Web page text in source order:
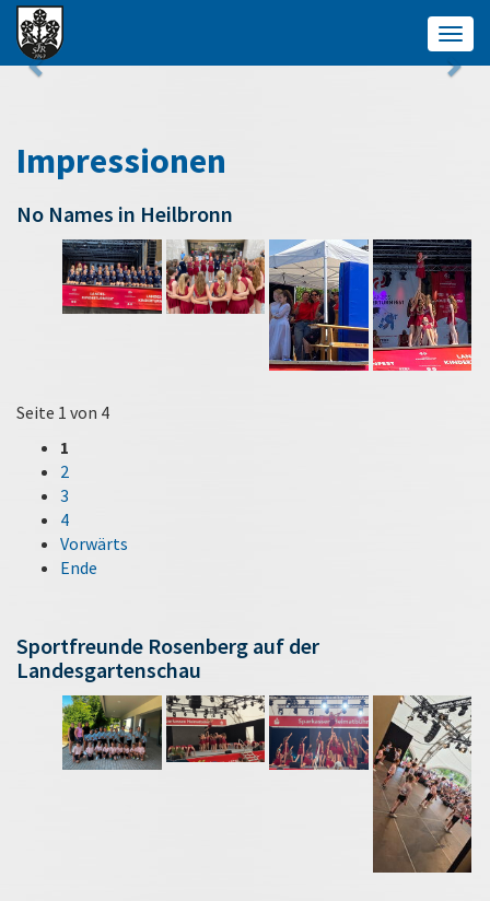
Impressionen
No Names in Heilbronn
Seite 1 von 4
1
2
3
4
Vorwärts
Ende
Sportfreunde Rosenberg auf der
Landesgartenschau